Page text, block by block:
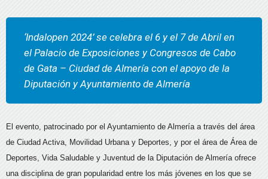
‘Indalopen 2024’ se celebra el 6 y el 7 de Abril en
el Palacio de Exposiciones y Congresos de Cabo
de Gata – Ciudad de Almería con el apoyo de la
Diputación y Ayuntamiento de Almería
El evento, patrocinado por el Ayuntamiento de Almería a través del área
de Ciudad Activa, Movilidad Urbana y Deportes, y por el área de Área de
Deportes, Vida Saludable y Juventud de la Diputación de Almería ofrece
una disciplina de gran popularidad entre los más jóvenes en los que se